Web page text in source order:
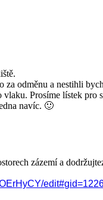
odměnu a nestihli
Prosíme lístek pro
navíc. 🙂
zázemí a
edit#